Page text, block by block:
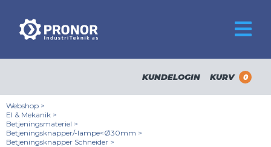
KUNDELOGIN KURV 0
Webshop >
El & Mekanik >
Betjeningsmateriel >
Betjeningsknapper/-lampe<Ø30mm >
Betjeningsknapper Schneider >